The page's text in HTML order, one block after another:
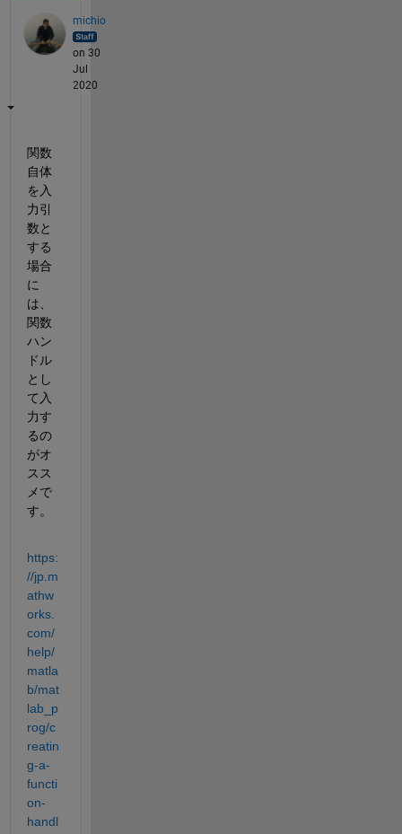
michio
on 30
Jul
2020
関数
自体
を入
力引
数と
する
場合
に
は、
関数
ハン
ドル
とし
て入
力す
るの
がオ
スス
メで
す。
https:
//jp.m
athw
orks.
com/
help/
matla
b/mat
lab_p
rog/c
reatin
g-a-
functi
on-
handl